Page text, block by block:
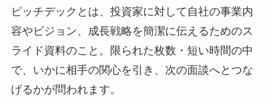
ピッチデックとは、投資家に対して自社の事業内
容やビジョン、成長戦略を簡潔に伝えるためのス
ライド資料のこと。限られた枚数・短い時間の中
で、いかに相手の関心を引き、次の面談へとつな
げるかが問われます。